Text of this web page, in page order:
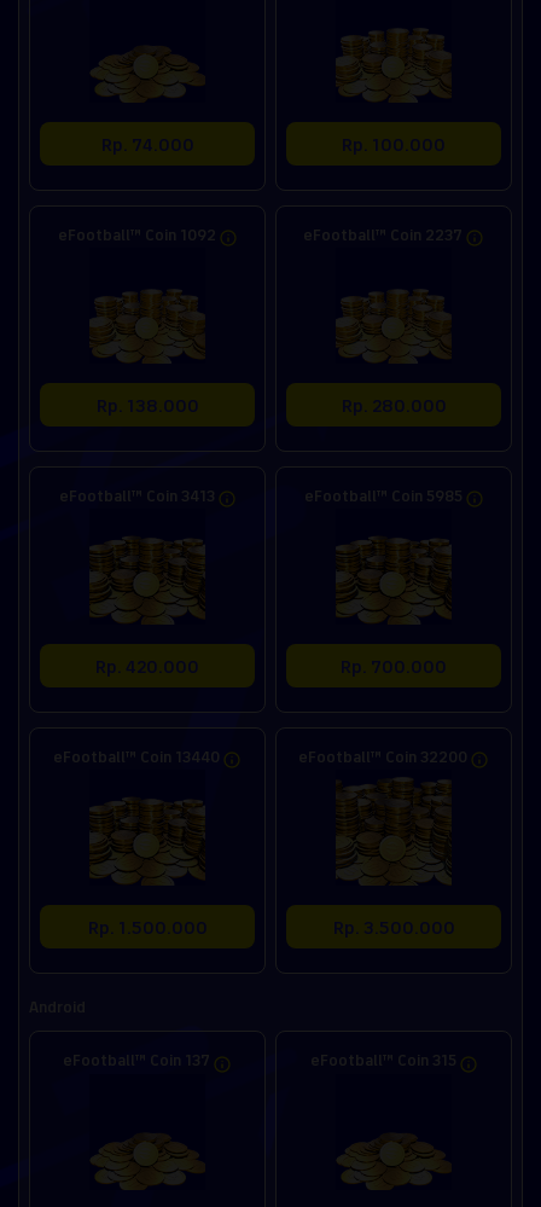
Rp. 74.000 Rp. 100.000
eFootball™ Coin 1092
Rp. 138.000
eFootball™ Coin 2237
Rp. 280.000
eFootball™ Coin 3413
Rp. 420.000
eFootball™ Coin 5985
Rp. 700.000
eFootball™ Coin 13440
Rp. 1.500.000
eFootball™ Coin 32200
Rp. 3.500.000
eFootball™ Coin 137 eFootball™ Coin 315